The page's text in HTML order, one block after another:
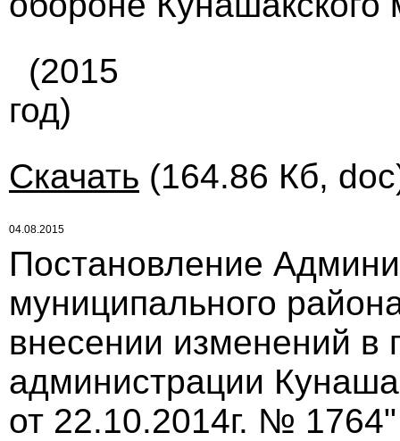
(2015
год)
Скачать (164.86 Кб,
04.08.2015
Постановление
муниципального
внесении изменений в
администрации
от 22.10.2014г. № 1764"